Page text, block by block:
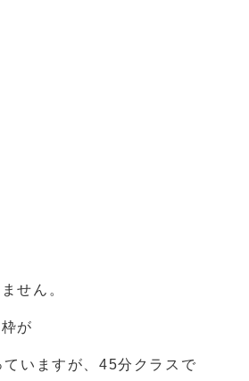
せん。
が
いますが、45分クラスで